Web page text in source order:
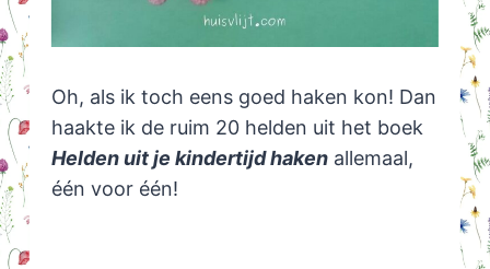
Oh, als ik toch eens goed haken kon! Dan
haakte ik de ruim 20 helden uit het boek
Helden uit je kindertijd hakenallemaal,
één voor één!